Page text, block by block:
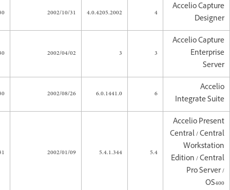
Accelio Capture
Designer
4
4.0.4205.2002
2002/10/31
Accelio Capture
Enterprise
Server
3
3
2002/04/02
Accelio
Integrate Suite
6
6.0.1441.0
2002/08/26
Accelio Present
Central / Central
Workstation
Edition / Central
Pro Server /
OS400
5.4
5.4.1.344
2002/01/09